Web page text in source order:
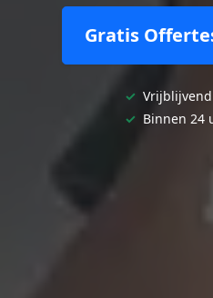
Gratis
✓
✓ Binnen 24